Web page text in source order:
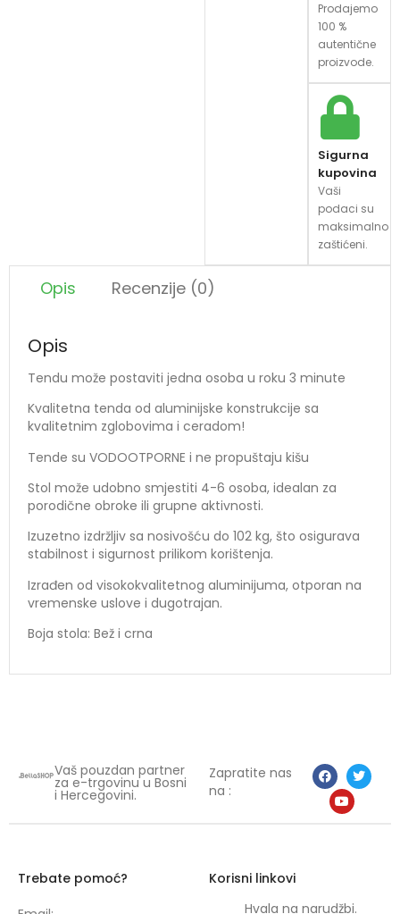
Prodajemo
100 %
autentične
proizvode.
Sigurna
kupovina
Vaši
podaci su
maksimalno
zaštićeni.
Opis Recenzije (0)
Opis
Tendu može postaviti jedna osoba u roku 3 minute
Kvalitetna tenda od aluminijske konstrukcije sa
kvalitetnim zglobovima i ceradom!
Tende su VODOOTPORNE i ne propuštaju kišu
Stol može udobno smjestiti 4-6 osoba, idealan za
porodične obroke ili grupne aktivnosti.
Izuzetno izdržljiv sa nosivošću do 102 kg, što osigurava
stabilnost i sigurnost prilikom korištenja.
Izrađen od visokokvalitetnog aluminijuma, otporan na
vremenske uslove i dugotrajan.
Boja stola: Bež i crna
Vaš pouzdan partner
za e-trgovinu u Bosni
i Hercegovini.
Zapratite nas
na :
Trebate pomoć?
Korisni linkovi
Hvala na narudžbi.